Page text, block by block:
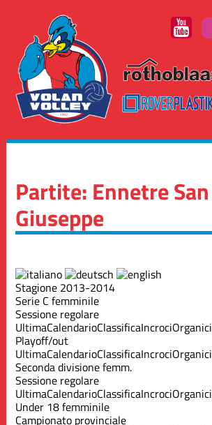
Partite: Ennetre San
Giuseppe
Stagione 2013-2014
Serie C femminile
Sessione regolare
UltimaCalendarioClassificaIncrociOrganici
Playoff/out
UltimaCalendarioClassificaIncrociOrganici
Seconda divisione femm.
Sessione regolare
UltimaCalendarioClassificaIncrociOrganici
Under 18 femminile
Campionato provinciale